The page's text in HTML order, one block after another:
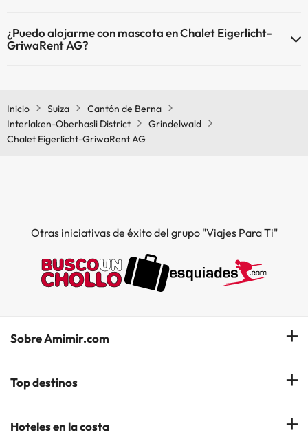
¿Puedo alojarme con mascota en Chalet Eigerlicht-
GriwaRent AG?
Inicio Suiza
Cantón de Berna
Interlaken-Oberhasli District
Grindelwald
Chalet Eigerlicht-GriwaRent AG
Otras iniciativas de éxito del grupo "Viajes Para Ti"
Sobre Amimir.com
¿Quiénes somos?
Gestionar mi reserva
Top destinos
Hoteles en Salou
Hoteles en la costa